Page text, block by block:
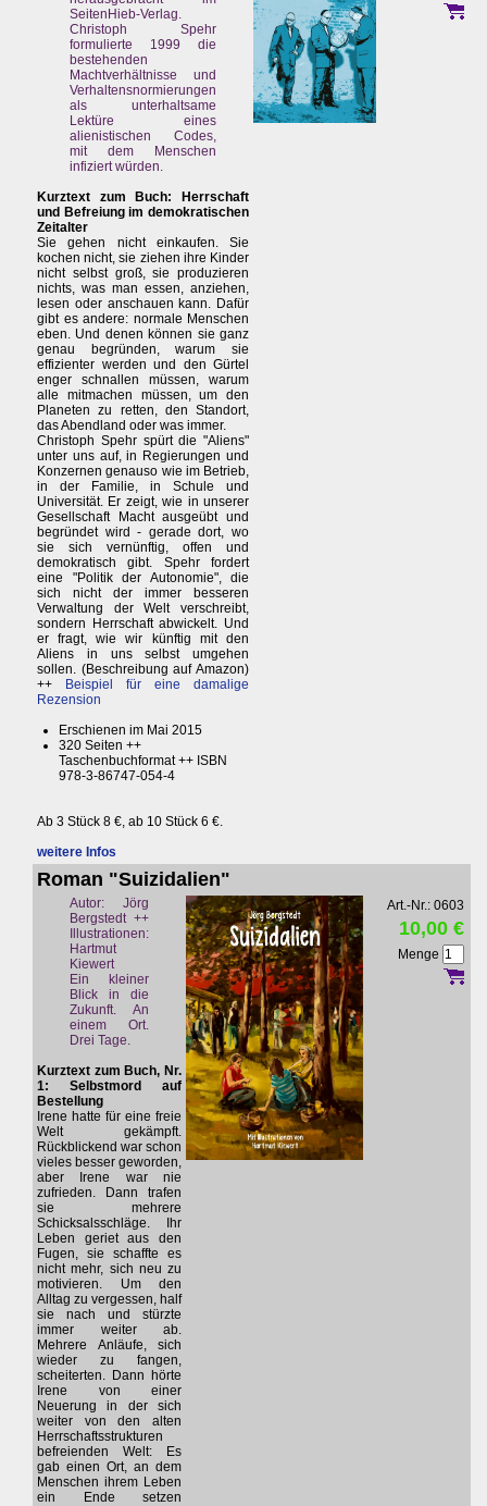
SeitenHieb-Verlag.
Christoph Spehr
formulierte 1999 die
bestehenden
Machtverhältnisse und
Verhaltensnormierungen
als unterhaltsame
Lektüre eines
alienistischen Codes,
mit dem Menschen
infiziert würden.
Kurztext zum Buch: Herrschaft
und Befreiung im demokratischen
Zeitalter
Sie gehen nicht einkaufen. Sie
kochen nicht, sie ziehen ihre Kinder
nicht selbst groß, sie produzieren
nichts, was man essen, anziehen,
lesen oder anschauen kann. Dafür
gibt es andere: normale Menschen
eben. Und denen können sie ganz
genau begründen, warum sie
effizienter werden und den Gürtel
enger schnallen müssen, warum
alle mitmachen müssen, um den
Planeten zu retten, den Standort,
das Abendland oder was immer.
Christoph Spehr spürt die "Aliens"
unter uns auf, in Regierungen und
Konzernen genauso wie im Betrieb,
in der Familie, in Schule und
Universität. Er zeigt, wie in unserer
Gesellschaft Macht ausgeübt und
begründet wird - gerade dort, wo
sie sich vernünftig, offen und
demokratisch gibt. Spehr fordert
eine "Politik der Autonomie", die
sich nicht der immer besseren
Verwaltung der Welt verschreibt,
sondern Herrschaft abwickelt. Und
er fragt, wie wir künftig mit den
Aliens in uns selbst umgehen
sollen. (Beschreibung auf Amazon)
++
Beispiel für eine damalige
Rezension
Erschienen im Mai 2015
320 Seiten ++
Taschenbuchformat ++ ISBN
978-3-86747-054-4
Ab 3 Stück 8 €, ab 10 Stück 6 €.
weitere Infos
Roman "Suizidalien"
Autor: Jörg
Bergstedt ++
Illustrationen:
Hartmut
Kiewert
Ein kleiner
Blick in die
Zukunft. An
einem Ort.
Drei Tage.
Kurztext zum Buch, Nr.
1: Selbstmord auf
Bestellung
Irene hatte für eine freie
Welt gekämpft.
Rückblickend war schon
vieles besser geworden,
aber Irene war nie
zufrieden. Dann trafen
sie mehrere
Schicksalsschläge. Ihr
Leben geriet aus den
Fugen, sie schaffte es
nicht mehr, sich neu zu
motivieren. Um den
Alltag zu vergessen, half
sie nach und stürzte
immer weiter ab.
Mehrere Anläufe, sich
wieder zu fangen,
scheiterten. Dann hörte
Irene von einer
Neuerung in der sich
weiter von den alten
Herrschaftsstrukturen
befreienden Welt: Es
gab einen Ort, an dem
Menschen ihrem Leben
ein Ende setzen
Art.-Nr.: 0603
10,00 €
Menge